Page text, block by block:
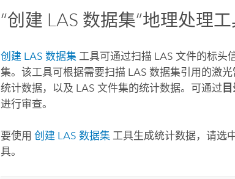
“创建 LAS 数据集”地理处理
创建 LAS 数据集 工具可通过扫描 LAS 文件的标头
集。该工具可根据需要扫描 LAS 数据集引用的激
统计数据，以及 LAS 文件集的统计数据。可通过
进行审查。
要使用 创建 LAS 数据集 工具生成统计数据，请选
具。